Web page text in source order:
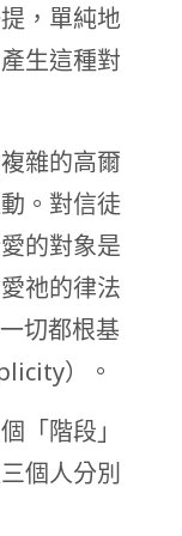
，單純地
生這種對
雜的高爾
。對信徒
的對象是
祂的律法
切都根基
）。
「階段」
個人分別